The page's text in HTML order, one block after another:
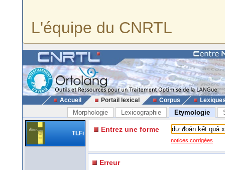
L'équipe du CNRTL
Accueil Portail lexical Corpus
Morphologie Lexicographie Etymologie
TLFi Entrez une forme
notices corrigées
Erreur